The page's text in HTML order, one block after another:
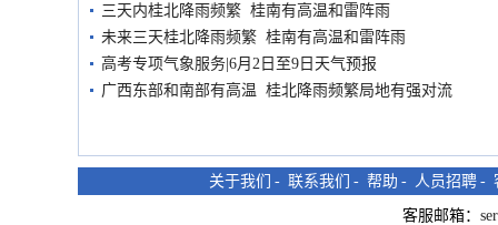
三天内桂北降雨频繁 桂南有高温和雷阵雨
未来三天桂北降雨频繁 桂南有高温和雷阵雨
高考专项气象服务|6月2日至9日天气预报
广西东部和南部有高温 桂北降雨频繁局地有强对流
关于我们 - 联系我们 - 帮助 - 人员招聘 -
客服邮箱：